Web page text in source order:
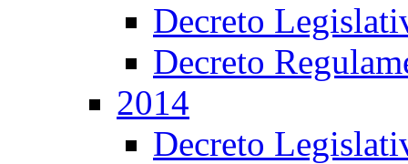
Decreto
Decreto
2014
Decreto